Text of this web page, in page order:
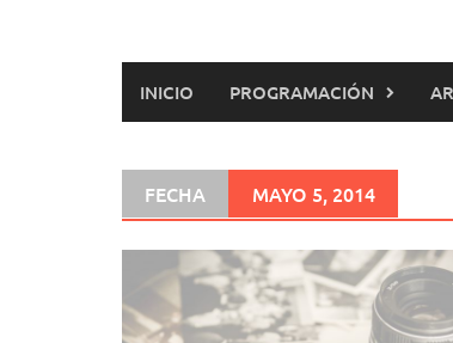
INICIO PROGRAMACIÓN
FECHA MAYO 5, 2014